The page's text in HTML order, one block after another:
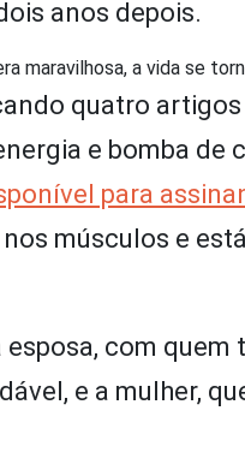
anos depois.
maravilhosa, a vida se
quatro
e bomba de
para
músculos e
com
e a mulher,